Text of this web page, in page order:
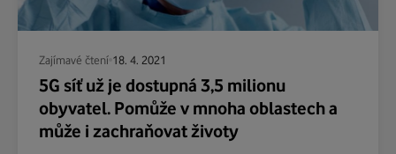
Zajímavé čtení 18. 4. 2021
5G síť už je dostupná 3,5 milionu
obyvatel. Pomůže v mnoha oblastech a
může i zachraňovat životy